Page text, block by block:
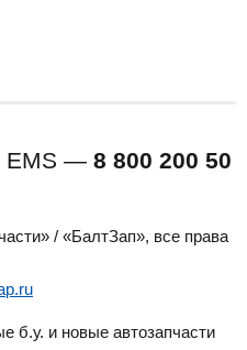
EMS — 8 800 200 50
/ «БалтЗап», все права
б.у. и новые автозапчасти